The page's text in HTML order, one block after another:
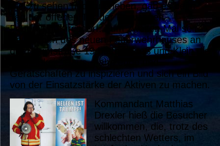
Viel zu sehen und zu erleben, gab es beim
Tag der offenen Tür der Freiwilligen
Feuerwehr Kirchdorf. Zum zweiten Mal seit
Be- stehen des neuen Feuerwehrhauses an
der Hauptstraße 19 hatten Groß und Klein die
Möglichkeit, Haus, Fahrzeuge und
Gerätschaften zu inspizieren und sich ein Bild
von der Einsatzstärke der Aktiven zu machen.
Kommandant Matthias
Drexler hieß die Besucher
willkommen, die, trotz des
schlechten Wetters, im